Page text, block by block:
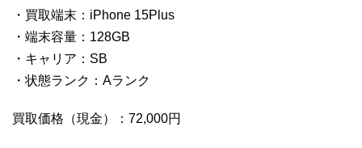
・買取端末：iPhone 15Plus
・端末容量：128GB
・キャリア：SB
・状態ランク：Aランク
買取価格（現金）：72,000円